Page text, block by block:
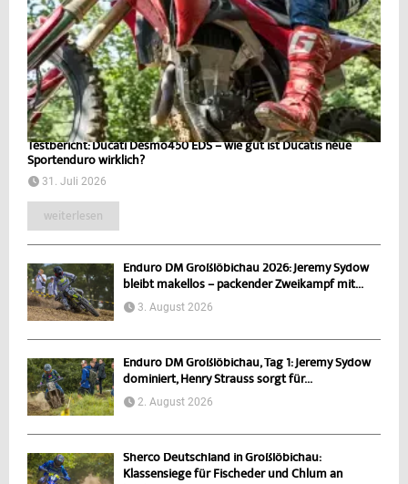
Testbericht: Ducati Desmo450 EDS – wie gut ist Ducatis neue
Sportenduro wirklich?
31. Juli 2026
weiterlesen
Enduro DM Großlöbichau 2026: Jeremy Sydow
bleibt makellos – packender Zweikampf mit...
3. August 2026
Enduro DM Großlöbichau, Tag 1: Jeremy Sydow
dominiert, Henry Strauss sorgt für...
2. August 2026
Sherco Deutschland in Großlöbichau:
Klassensiege für Fischeder und Chlum an